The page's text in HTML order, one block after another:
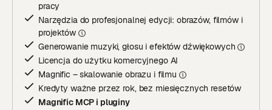
pracy
Narzędzia do profesjonalnej edycji: obrazów, filmów i
projektów
Generowanie muzyki, głosu i efektów dźwiękowych
Licencja do użytku komercyjnego AI
Magnific – skalowanie obrazu i filmu
Kredyty ważne przez rok, bez miesięcznych resetów
Magnific MCP i pluginy